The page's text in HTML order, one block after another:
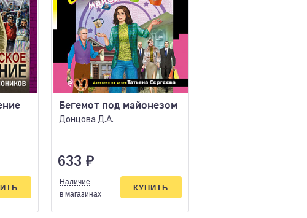
Бегемот под майонезом
Донцова Д.А.
633 ₽
Наличие
в магазинах
КУПИТЬ